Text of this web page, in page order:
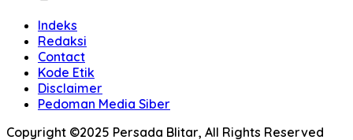
Indeks
Redaksi
Contact
Kode Etik
Disclaimer
Pedoman Media Siber
Copyright ©2025 Persada Blitar, All Rights Reserved